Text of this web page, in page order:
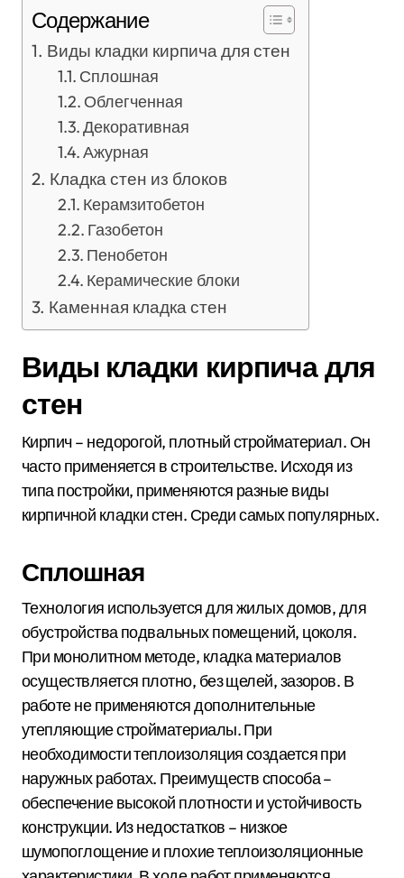
Содержание
Виды кладки кирпича для стен
Сплошная
Облегченная
Декоративная
Ажурная
Кладка стен из блоков
Керамзитобетон
Газобетон
Пенобетон
Керамические блоки
Каменная кладка стен
Виды кладки кирпича для
стен
Кирпич – недорогой, плотный стройматериал. Он
часто применяется в строительстве. Исходя из
типа постройки, применяются разные виды
кирпичной кладки стен. Среди самых популярных.
Сплошная
Технология используется для жилых домов, для
обустройства подвальных помещений, цоколя.
При монолитном методе, кладка материалов
осуществляется плотно, без щелей, зазоров. В
работе не применяются дополнительные
утепляющие стройматериалы. При
необходимости теплоизоляция создается при
наружных работах. Преимуществ способа –
обеспечение высокой плотности и устойчивость
конструкции. Из недостатков – низкое
шумопоглощение и плохие теплоизоляционные